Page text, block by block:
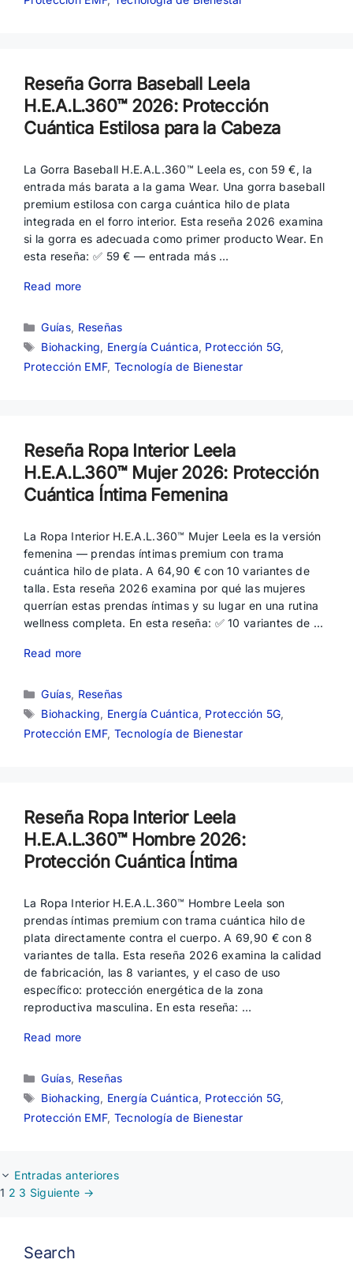
Reseña Gorra Baseball Leela
H.E.A.L.360™ 2026: Protección
Cuántica Estilosa para la Cabeza
La Gorra Baseball H.E.A.L.360™ Leela es, con 59 €, la
entrada más barata a la gama Wear. Una gorra baseball
premium estilosa con carga cuántica hilo de plata
integrada en el forro interior. Esta reseña 2026 examina
si la gorra es adecuada como primer producto Wear. En
esta reseña: ✅ 59 € — entrada más …
Read more
Categorías
Guías, Reseñas
Etiquetas
Biohacking, Energía Cuántica, Protección 5G,
Protección EMF, Tecnología de Bienestar
Reseña Ropa Interior Leela
H.E.A.L.360™ Mujer 2026: Protección
Cuántica Íntima Femenina
La Ropa Interior H.E.A.L.360™ Mujer Leela es la versión
femenina — prendas íntimas premium con trama
cuántica hilo de plata. A 64,90 € con 10 variantes de
talla. Esta reseña 2026 examina por qué las mujeres
querrían estas prendas íntimas y su lugar en una rutina
wellness completa. En esta reseña: ✅ 10 variantes de …
Read more
Categorías
Guías, Reseñas
Etiquetas
Biohacking, Energía Cuántica, Protección 5G,
Protección EMF, Tecnología de Bienestar
Reseña Ropa Interior Leela
H.E.A.L.360™ Hombre 2026:
Protección Cuántica Íntima
La Ropa Interior H.E.A.L.360™ Hombre Leela son
prendas íntimas premium con trama cuántica hilo de
plata directamente contra el cuerpo. A 69,90 € con 8
variantes de talla. Esta reseña 2026 examina la calidad
de fabricación, las 8 variantes, y el caso de uso
específico: protección energética de la zona
reproductiva masculina. En esta reseña: …
Read more
Categorías
Guías, Reseñas
Etiquetas
Biohacking, Energía Cuántica, Protección 5G,
Protección EMF, Tecnología de Bienestar
Entradas anteriores
Página
1 Página
2 Página
3 Siguiente →
Search